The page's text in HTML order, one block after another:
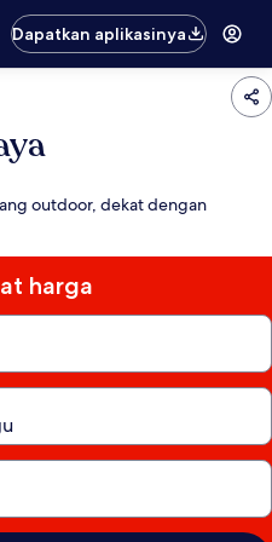
Dapatkan aplikasinya
outdoor, dekat dengan
harga